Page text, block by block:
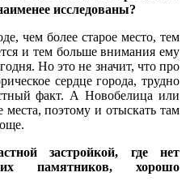
исследованы?
чем более старое место, тем
и тем больше внимания ему
Но это не значит, что про
сердце города, трудно
факт. А Новобелица или
поэтому и отыскать там
застройкой, где нет
памятников, хорошо